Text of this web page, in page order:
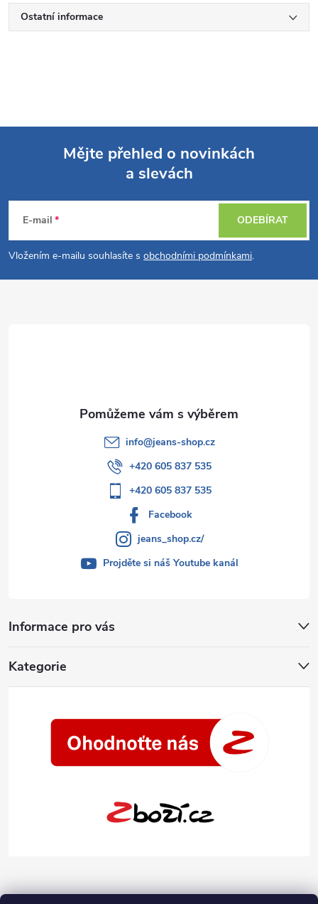
Ostatní informace
p
a
Mějte přehled o novinkách
a slevách
E-mail
Vložením e-mailu souhlasíte s obchodními podmínkami.
ODEBÍRAT
Informace pro vás
Kategorie
info@jeans-shop.cz
+420 605 837 535
+420 605 837 535
Facebook
jeans_shop.cz/
Projděte si náš Youtube kanál